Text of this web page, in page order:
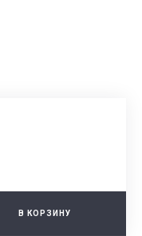
В КОРЗИНУ